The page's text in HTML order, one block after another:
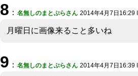
8 ： 名無しのまとぷらさん 2014年4月7日16:29
月曜日に画像来ること多いね
9 ： 名無しのまとぷらさん 2014年4月7日16:39